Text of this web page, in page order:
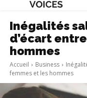
Inégalités
d’écart
hommes
Accueil Business
femmes et les hommes